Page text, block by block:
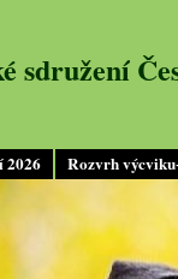
2026 Rozvrh
sdružení